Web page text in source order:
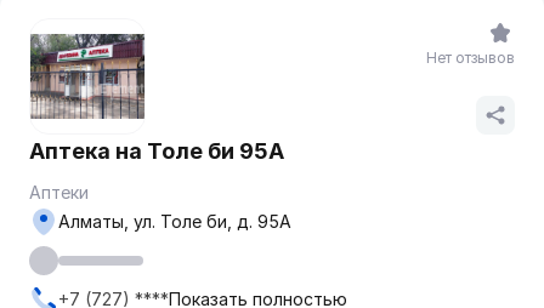
Аптека на Толе би 95А
Аптеки
Алматы, ул. Толе би, д. 95А
+7 (727) ****Показать полностью
Нет отзывов